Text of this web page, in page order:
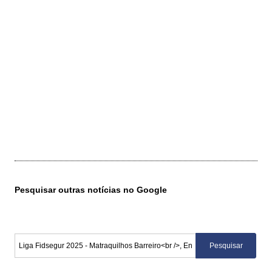
Pesquisar outras notícias no Google